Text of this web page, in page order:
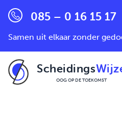
085 – 0 16 15 17
Samen uit elkaar zonder
Scheidings
OOG OP DE TOEKOMST